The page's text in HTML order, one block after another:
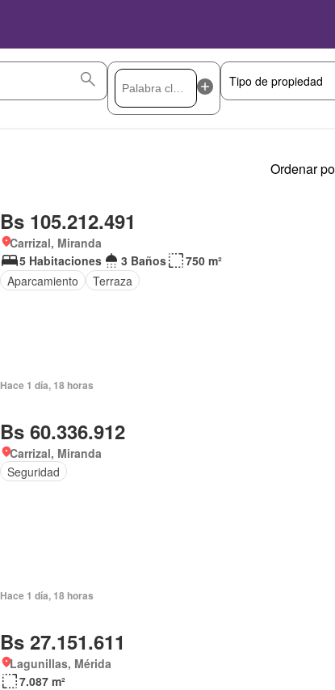
Ordenar
Bs 105.212.491
Carrizal, Miranda
5 Habitaciones
3 Baños
750 m²
Aparcamiento
Terraza
Hace 1 día, 18 horas
Bs 60.336.912
Carrizal, Miranda
Seguridad
Hace 1 día, 18 horas
Bs 27.151.611
Lagunillas, Mérida
7.087 m²